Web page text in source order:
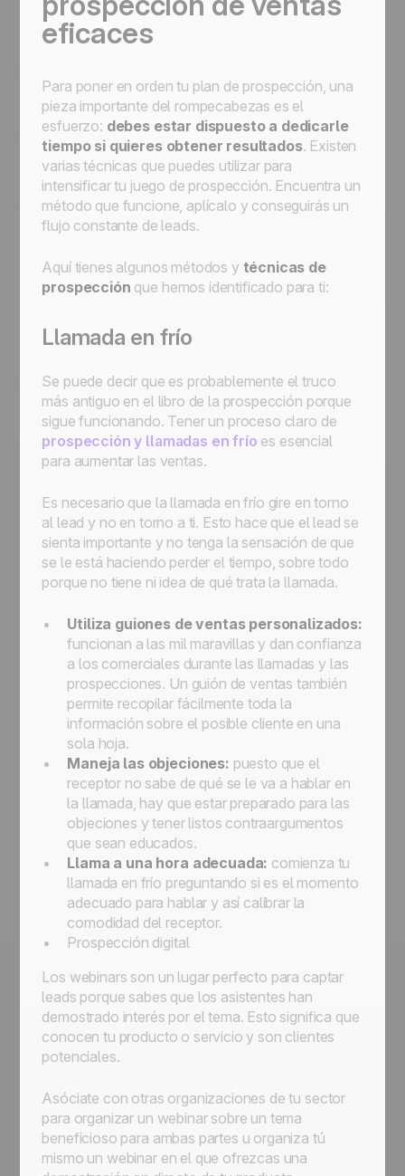
eficaces
Para poner en orden tu plan de prospección, una
pieza importante del rompecabezas es el
esfuerzo: debes estar dispuesto a dedicarle
tiempo si quieres obtener resultados. Existen
varias técnicas que puedes utilizar para
intensificar tu juego de prospección. Encuentra un
método que funcione, aplícalo y conseguirás un
flujo constante de leads.
Aquí tienes algunos métodos y técnicas de
prospección que hemos identificado para ti:
Llamada en frío
Se puede decir que es probablemente el truco
más antiguo en el libro de la prospección porque
sigue funcionando. Tener un proceso claro de
prospección y llamadas en frío es esencial
para aumentar las ventas.
Es necesario que la llamada en frío gire en torno
al lead y no en torno a ti. Esto hace que el lead se
sienta importante y no tenga la sensación de que
se le está haciendo perder el tiempo, sobre todo
porque no tiene ni idea de qué trata la llamada.
Utiliza guiones de ventas personalizados:
funcionan a las mil maravillas y dan confianza
a los comerciales durante las llamadas y las
prospecciones. Un guión de ventas también
permite recopilar fácilmente toda la
información sobre el posible cliente en una
sola hoja.
Maneja las objeciones: puesto que el
receptor no sabe de qué se le va a hablar en
la llamada, hay que estar preparado para las
objeciones y tener listos contraargumentos
que sean educados.
Llama a una hora adecuada: comienza tu
llamada en frío preguntando si es el momento
adecuado para hablar y así calibrar la
comodidad del receptor.
Prospección digital
Los webinars son un lugar perfecto para captar
leads porque sabes que los asistentes han
demostrado interés por el tema. Esto significa que
conocen tu producto o servicio y son clientes
potenciales.
Asóciate con otras organizaciones de tu sector
para organizar un webinar sobre un tema
beneficioso para ambas partes u organiza tú
mismo un webinar en el que ofrezcas una